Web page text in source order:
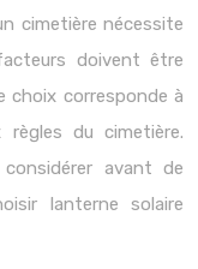
cimetière nécessite
doivent être
choix corresponde à
du cimetière.
avant de
lanterne solaire